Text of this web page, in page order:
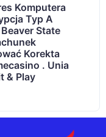
Komputera
Typ A
State
Korekta
. Unia
& Play